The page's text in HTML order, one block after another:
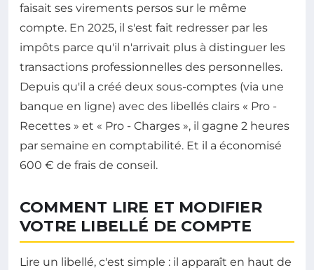
faisait ses virements persos sur le même
compte. En 2025, il s'est fait redresser par les
impôts parce qu'il n'arrivait plus à distinguer les
transactions professionnelles des personnelles.
Depuis qu'il a créé deux sous-comptes (via une
banque en ligne) avec des libellés clairs « Pro -
Recettes » et « Pro - Charges », il gagne 2 heures
par semaine en comptabilité. Et il a économisé
600 € de frais de conseil.
COMMENT LIRE ET MODIFIER
VOTRE LIBELLÉ DE COMPTE
Lire un libellé, c'est simple : il apparaît en haut de